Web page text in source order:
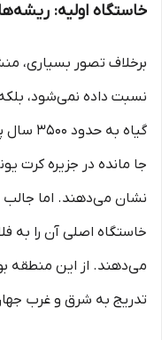
خاستگاه اولیه:
برخلاف تصور بسیاری،
نسبت داده نمی‌شود،
گیاه
جا مانده در جزیره کرت
نشان می‌دهند. اما جالب
خاستگاه اصلی آن را به
می‌دهند. از این منطقه
تدریج به شرق و غرب